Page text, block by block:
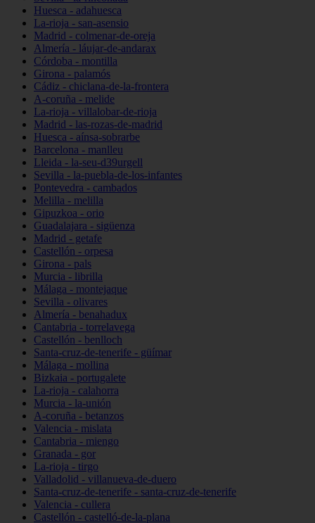
Huesca - adahuesca
La-rioja - san-asensio
Madrid - colmenar-de-oreja
Almería - láujar-de-andarax
Córdoba - montilla
Girona - palamós
Cádiz - chiclana-de-la-frontera
A-coruña - melide
La-rioja - villalobar-de-rioja
Madrid - las-rozas-de-madrid
Huesca - aínsa-sobrarbe
Barcelona - manlleu
Lleida - la-seu-d39urgell
Sevilla - la-puebla-de-los-infantes
Pontevedra - cambados
Melilla - melilla
Gipuzkoa - orio
Guadalajara - sigüenza
Madrid - getafe
Castellón - orpesa
Girona - pals
Murcia - librilla
Málaga - montejaque
Sevilla - olivares
Almería - benahadux
Cantabria - torrelavega
Castellón - benlloch
Santa-cruz-de-tenerife - güímar
Málaga - mollina
Bizkaia - portugalete
La-rioja - calahorra
Murcia - la-unión
A-coruña - betanzos
Valencia - mislata
Cantabria - miengo
Granada - gor
La-rioja - tirgo
Valladolid - villanueva-de-duero
Santa-cruz-de-tenerife - santa-cruz-de-tenerife
Valencia - cullera
Castellón - castelló-de-la-plana